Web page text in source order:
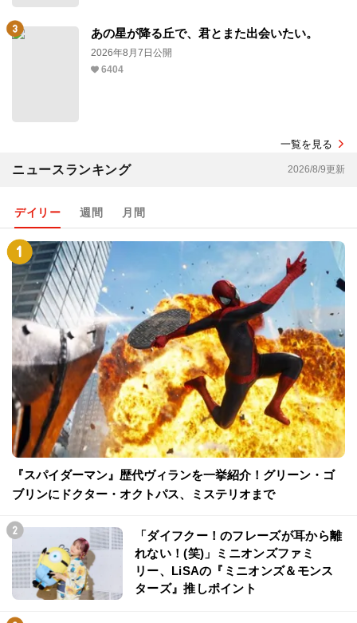
あの星が降る丘で、君とまた出会いたい。
2026年8月7日公開
6404
一覧を見る
ニュースランキング 2026/8/9更新
デイリー 週間 月間
『スパイダーマン』歴代ヴィランを一挙紹介！グリーン・ゴ
ブリンにドクター・オクトパス、ミステリオまで
「ダイフクー！のフレーズが耳から離
れない！(笑)」ミニオンズファミ
リー、LiSAの『ミニオンズ＆モンス
ターズ』推しポイント